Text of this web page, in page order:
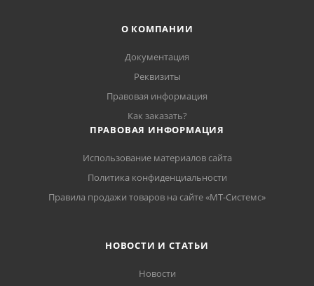
О КОМПАНИИ
Документация
Реквизиты
Правовая информация
Как заказать?
ПРАВОВАЯ ИНФОРМАЦИЯ
Использование материалов сайта
Политика конфиденциальности
Правила продажи товаров на сайте «МТ-Системс»
НОВОСТИ И СТАТЬИ
Новости